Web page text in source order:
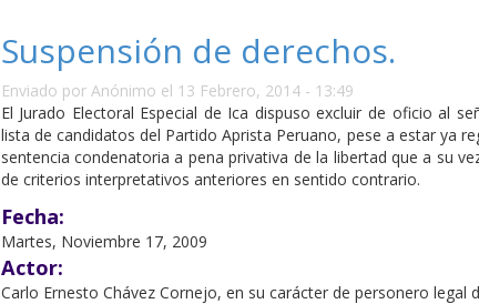
Suspensión de derechos.
Enviado por Anónimo el 13 Febrero, 2014 - 13:49
El Jurado Electoral Especial de Ica dispuso excluir de oficio al
lista de candidatos del Partido Aprista Peruano, pese a estar ya
sentencia condenatoria a pena privativa de la libertad que a su
de criterios interpretativos anteriores en sentido contrario.
Fecha:
Martes, Noviembre 17, 2009
Actor:
Carlo Ernesto Chávez Cornejo, en su carácter de personero legal